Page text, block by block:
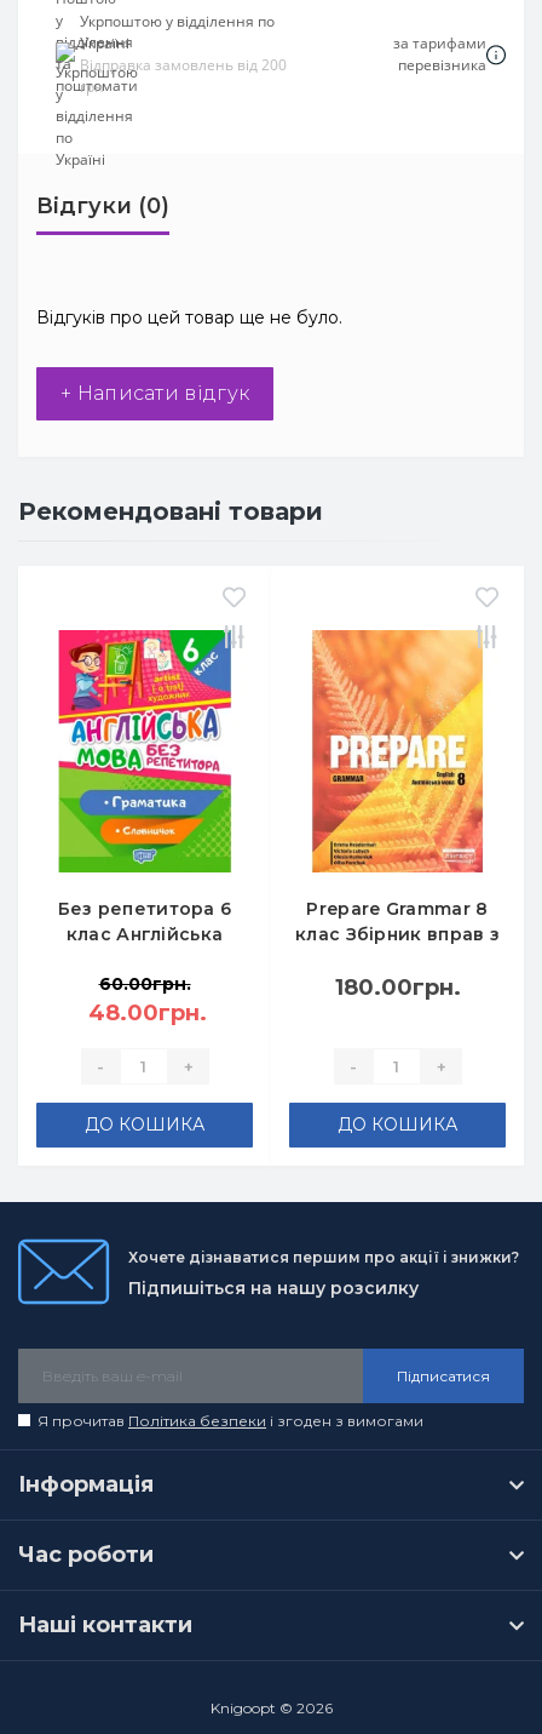
Укрпоштою у відділення по
Україні
Відправка замовлень від 200
грн
за тарифами
перевізника
Відгуки (0)
Відгуків про цей товар ще не було.
+ Написати відгук
Рекомендовані товари
Без репетитора 6
клас Англійська
Словничок - Петрук
А.
60.00грн.
48.00грн.
- +
ДО КОШИКА
Prepare Grammar 8
клас Збірник вправ з
граматики НУШ -
180.00грн.
- +
ДО КОШИКА
Хочете дізнаватися першим про акції і знижки?
Підпишіться на нашу розсилку
Підписатися
Я прочитав Політика безпеки і згоден з вимогами
Інформація
Час роботи
Наші контакти
Knigoopt © 2026